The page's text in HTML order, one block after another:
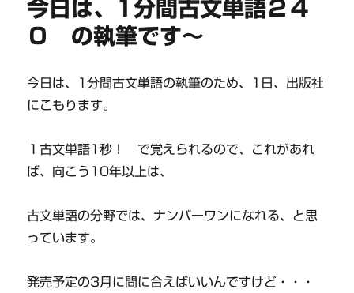
今日は、1分間古文単語２４
０ の執筆です～
今日は、1分間古文単語の執筆のため、1日、出版社
にこもります。
１古文単語1秒！ で覚えられるので、これがあれ
ば、向こう10年以上は、
古文単語の分野では、ナンバーワンになれる、と思
っています。
発売予定の3月に間に合えばいいんですけど・・・